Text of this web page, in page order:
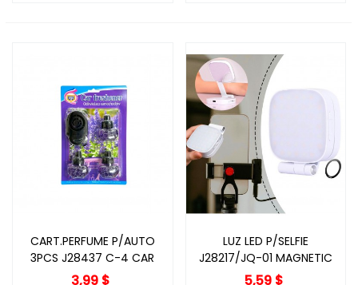
CART.PERFUME P/AUTO
3PCS J28437 C-4 CAR
FRESH
3,99 $
LUZ LED P/SELFIE
J28217/JQ-01 MAGNETIC
LED
5,59 $